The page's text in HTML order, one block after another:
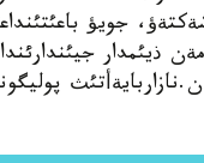
جويؤ